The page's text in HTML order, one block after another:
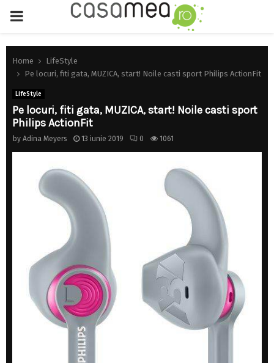
PRIMARY
MENU
Home
LifeStyle
Pe locuri, fiti gata, MUZICA, start! Noile casti sport Philips ActionFit
LifeStyle
Pe locuri, fiti gata, MUZICA, start! Noile casti sport
Philips ActionFit
by Adina Meyers 13 iunie 2019 0 1061